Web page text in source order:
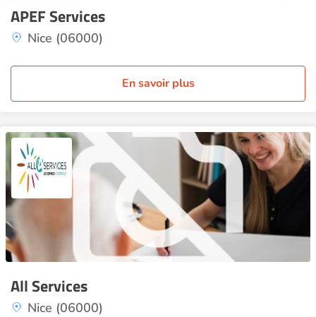
APEF Services
Nice (06000)
En savoir plus
All Services
Nice (06000)